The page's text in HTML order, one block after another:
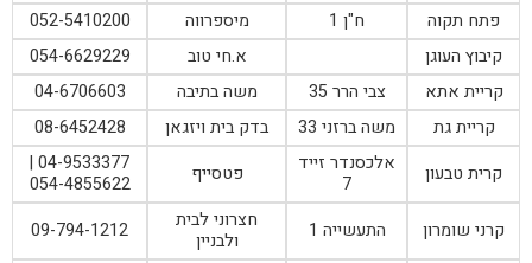
פתח תקוה
ח"ן 1 מיספרווה
052-5410200
קיבוץ העוגן
א.חי טוב
054-6629229
קריית אתא
צבי הרר 35 משה בתיבה
04-6706603
קריית גת
משה ברזני 33 בדק בית ויזגאן
08-6452428
קרית טבעון
אלכסנדר זייד
7
פטסייף
04-9533377 |
054-4855622
קרני שומרון
התעשייה 1
חצרוני לבית
ולבניין
09-794-1212